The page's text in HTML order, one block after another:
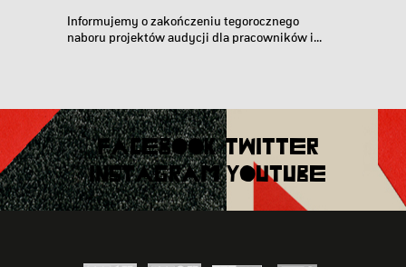
Informujemy o zakończeniu tegorocznego
naboru projektów audycji dla pracowników i...
FACEBOOK TWITTER
INSTAGRAM YOUTUBE